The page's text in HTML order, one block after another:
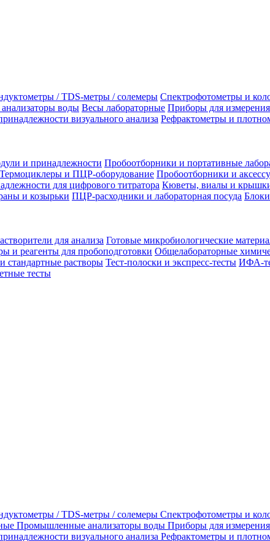
/ TDS-метры / солемеры Спектрофотометры и
воды Весы лабораторные Приборы для
визуального анализа Рефрактометры и
и принадлежности Пробоотборники и портативные
Термоциклеры и ПЦР-оборудование Пробоотборники и
для цифрового титратора Кюветы, виалы и
и козырьки ПЦР-расходники и лабораторная посуда
для анализа Готовые микробиологические
и реагенты для пробоподготовки Общелабораторные
стандартные растворы Тест-полоски и экспресс-тесты ИФА-
тесты
/ TDS-метры / солемеры Спектрофотометры и
Промышленные анализаторы воды Приборы для
визуального анализа Рефрактометры и